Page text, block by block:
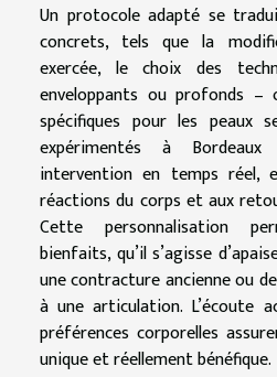
Un protocole adapté se
concrets, tels que la
exercée, le choix des
enveloppants ou profonds –
spécifiques pour les peaux
expérimentés à
intervention en temps
réactions du corps et aux
Cette personnalisation
bienfaits, qu’il s’agisse
une contracture ancienne ou
à une articulation. L’écoute
préférences corporelles
unique et réellement bénéfique.